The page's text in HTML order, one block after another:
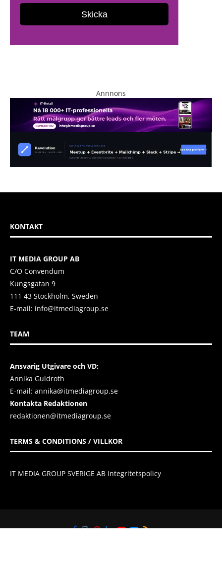
Annnons
KONTAKT
IT MEDIA GROUP AB
C/O Convendum
Kungsgatan 9
111 43 Stockholm, Sweden
E-mail: info@itmediagroup.se
TEAM
Ansvarig Utgivare och VD:
Annika Guldroth
E-mail: annika@itmediagroup.se
Kontakta Redaktionen
redaktionen@itmediagroup.se
TERMS & CONDITIONS / VILLKOR
IT MEDIA GROUP SVERIGE AB Integritetspolicy